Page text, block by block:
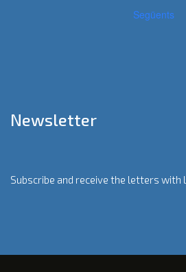
Següents
Newsletter
Subscribe and receive the letters